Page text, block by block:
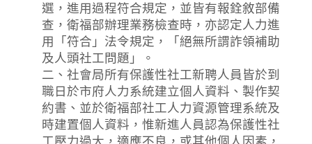
選，進用過程符合規定，並皆有報銓敘部備
查，衛福部辦理業務檢查時，亦認定人力進
用「符合」法令規定，「絕無所謂詐領補助
及人頭社工問題」。
二、社會局所有保護性社工新聘人員皆於到
職日於市府人力系統建立個人資料、製作契
約書、並於衛福部社工人力資源管理系統及
時建置個人資料，惟新進人員認為保護性社